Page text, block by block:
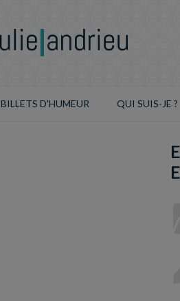
BILLETS D'HUMEUR QUI SUIS-JE ?